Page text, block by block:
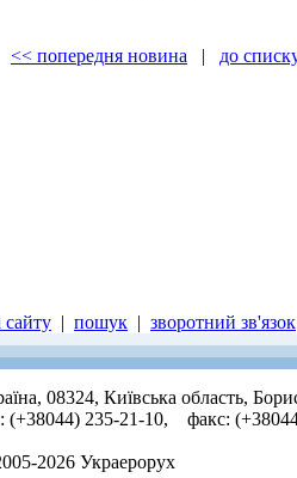
<< попередня новина | до
сайту | пошук | зворотний зв'язок
08324, Київська область,
(+38044) 235-21-10, факс:
2026 Украерорух